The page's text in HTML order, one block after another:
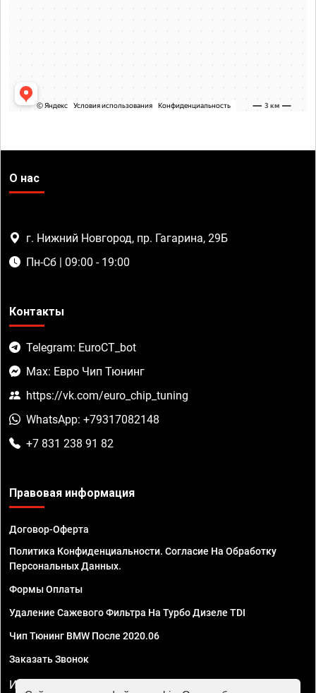
О нас
г. Нижний Новгород, пр. Гагарина, 29Б
Пн-Сб | 09:00 - 19:00
Контакты
Telegram: EuroCT_bot
Max: Евро Чип Тюнинг
https://vk.com/euro_chip_tuning
WhatsApp: +79317082148
+7 831 238 91 82
Правовая информация
Договор-Оферта
Политика Конфиденциальности. Согласие На Обработку
Персональных Данных.
Формы Оплаты
Удаление Сажевого Фильтра На Турбо Дизеле TDI
Чип Тюнинг BMW После 2020.06
Заказать Звонок
ИП Смирнов Георгий Павлович. ИНН 781302555843,